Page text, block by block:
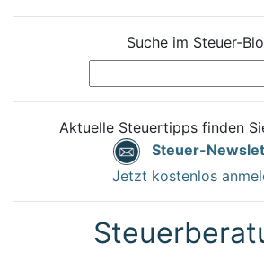
Suche im Steuer-
Aktuelle Steuertipps finden
Steuer-
Jetzt kostenlos